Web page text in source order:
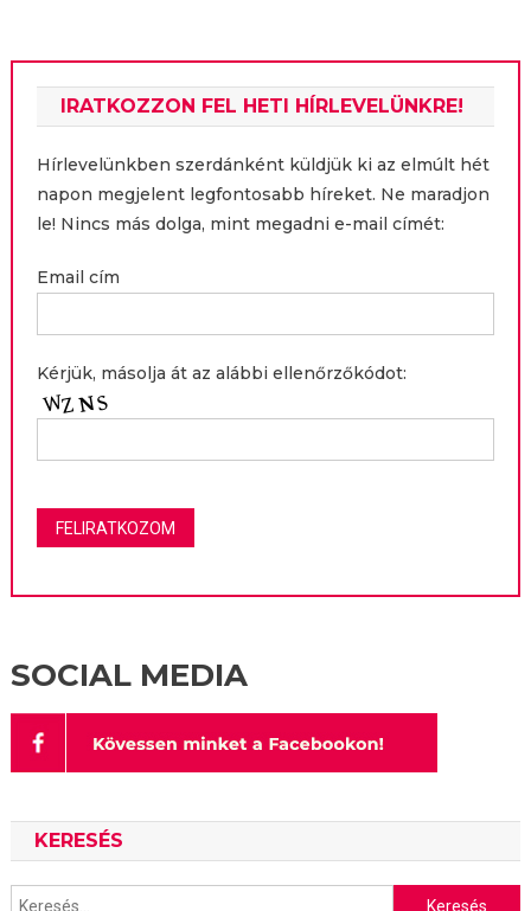
IRATKOZZON FEL HETI HÍRLEVELÜNKRE!
Hírlevelünkben szerdánként küldjük ki az elmúlt hét
napon megjelent legfontosabb híreket. Ne maradjon
le! Nincs más dolga, mint megadni e-mail címét:
Email cím
Kérjük, másolja át az alábbi ellenőrzőkódot:
SOCIAL MEDIA
KERESÉS
Keresés: